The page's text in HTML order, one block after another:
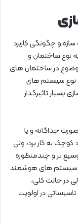
و چگونگی کاربرد
نوع ساختمان و
در ساختمان های
نوع سیستم های
بسیار تاثیرگذار
جداگانه و یا
به کار برد، ولی
وسیع تر و چندمنظوره
سیستم های هوشمند
در حالت کلی،
در اولویت